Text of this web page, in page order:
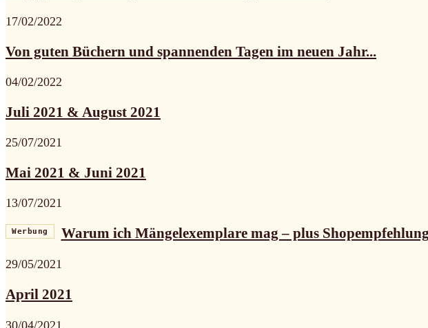
17/02/2022
Von guten Büchern und spannenden Tagen im neuen Jahr...
04/02/2022
Juli 2021 & August 2021
25/07/2021
Mai 2021 & Juni 2021
13/07/2021
Werbung Warum ich Mängelexemplare mag – plus Shopempfehlung
29/05/2021
April 2021
30/04/2021